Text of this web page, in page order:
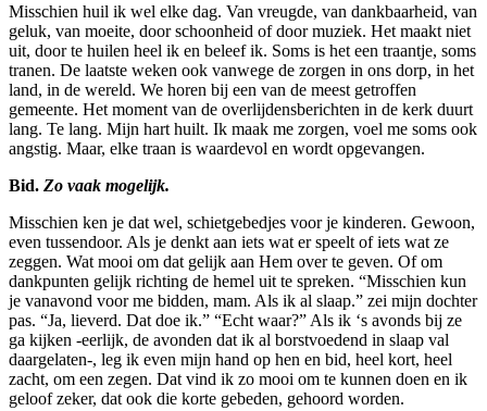
Misschien huil ik wel elke dag. Van vreugde, van dankbaarheid, van
geluk, van moeite, door schoonheid of door muziek. Het maakt niet
uit, door te huilen heel ik en beleef ik. Soms is het een traantje, soms
tranen. De laatste weken ook vanwege de zorgen in ons dorp, in het
land, in de wereld. We horen bij een van de meest getroffen
gemeente. Het moment van de overlijdensberichten in de kerk duurt
lang. Te lang. Mijn hart huilt. Ik maak me zorgen, voel me soms ook
angstig. Maar, elke traan is waardevol en wordt opgevangen.
Bid. Zo vaak mogelijk.
Misschien ken je dat wel, schietgebedjes voor je kinderen. Gewoon,
even tussendoor. Als je denkt aan iets wat er speelt of iets wat ze
zeggen. Wat mooi om dat gelijk aan Hem over te geven. Of om
dankpunten gelijk richting de hemel uit te spreken. “Misschien kun
je vanavond voor me bidden, mam. Als ik al slaap.” zei mijn dochter
pas. “Ja, lieverd. Dat doe ik.” “Echt waar?” Als ik ‘s avonds bij ze
ga kijken -eerlijk, de avonden dat ik al borstvoedend in slaap val
daargelaten-, leg ik even mijn hand op hen en bid, heel kort, heel
zacht, om een zegen. Dat vind ik zo mooi om te kunnen doen en ik
geloof zeker, dat ook die korte gebeden, gehoord worden.